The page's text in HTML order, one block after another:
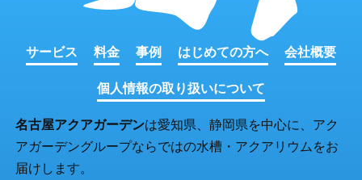
サービス 料金 事例 はじめての方へ 会社概要
個人情報の取り扱いについて
名古屋アクアガーデンは愛知県、静岡県を中心に、アク
アガーデングループならではの水槽・アクアリウムをお
届けします。